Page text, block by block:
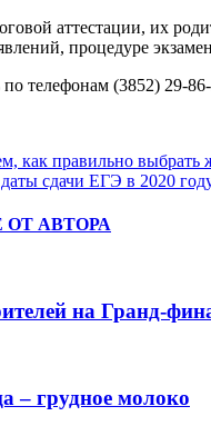
аттестации, их
процедуре
телефонам (3852) 29-
как правильно
сдачи ЕГЭ в 2020
АВТОРА
на Гранд-
– грудное молоко